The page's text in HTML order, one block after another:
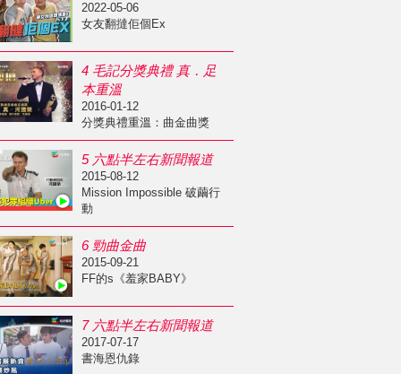
2022-05-06
女友翻撻佢個Ex
4 毛記分獎典禮 真．足
本重溫
2016-01-12
分獎典禮重溫：曲金曲獎
5 六點半左右新聞報道
2015-08-12
Mission Impossible 破繭行
動
6 勁曲金曲
2015-09-21
FF的s《羞家BABY》
7 六點半左右新聞報道
2017-07-17
書海恩仇錄